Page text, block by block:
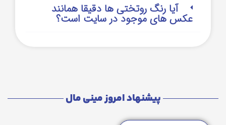
آیا رنگ روتختی ها دقیقا همانند
عکس های موجود در سایت است؟
پیشنهاد امروز مینی مال